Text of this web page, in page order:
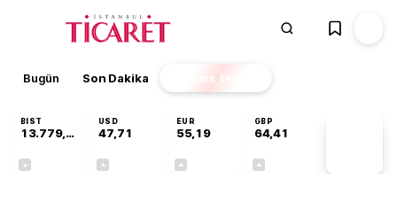
Bugün Son Dakika Finans EKSTRA
BIST
13.779,39
USD
47,71
EUR
55,19
GBP
64,41